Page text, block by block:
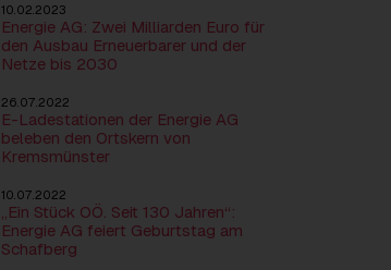
10.02.2023
Energie AG: Zwei Milliarden Euro für
den Ausbau Erneuerbarer und der
Netze bis 2030
26.07.2022
E-Ladestationen der Energie AG
beleben den Ortskern von
Kremsmünster
10.07.2022
„Ein Stück OÖ. Seit 130 Jahren“:
Energie AG feiert Geburtstag am
Schafberg